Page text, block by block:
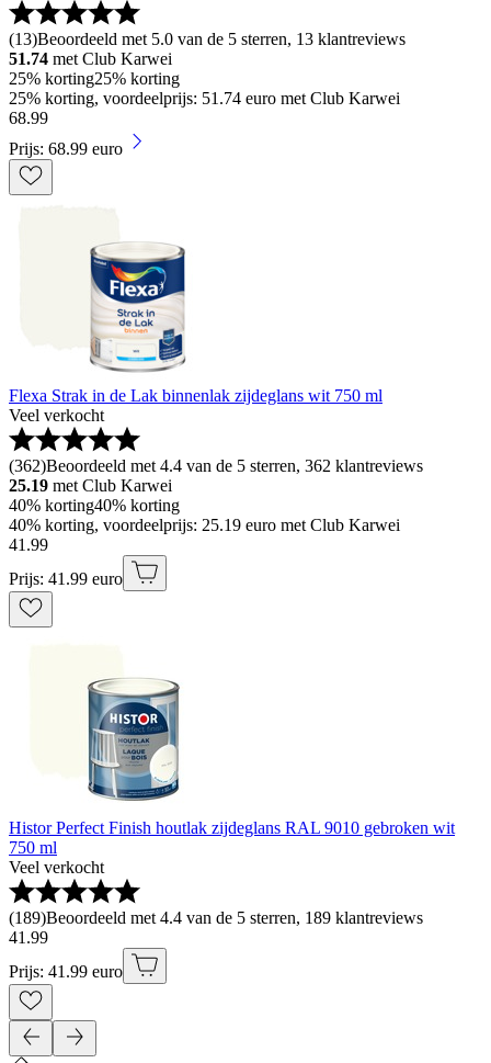
(13)Beoordeeld met 5.0 van de 5 sterren, 13 klantreviews
51.74 met Club Karwei
25% korting25% korting
25% korting, voordeelprijs: 51.74 euro met Club Karwei
68.99
Prijs: 68.99 euro
Flexa Strak in de Lak binnenlak zijdeglans wit 750 ml
Veel verkocht
(362)Beoordeeld met 4.4 van de 5 sterren, 362 klantreviews
25.19 met Club Karwei
40% korting40% korting
40% korting, voordeelprijs: 25.19 euro met Club Karwei
41 .99
Prijs: 41.99 euro
Histor Perfect Finish houtlak zijdeglans RAL 9010 gebroken wit
750 ml
Veel verkocht
(189)Beoordeeld met 4.4 van de 5 sterren, 189 klantreviews
41 .99
Prijs: 41.99 euro